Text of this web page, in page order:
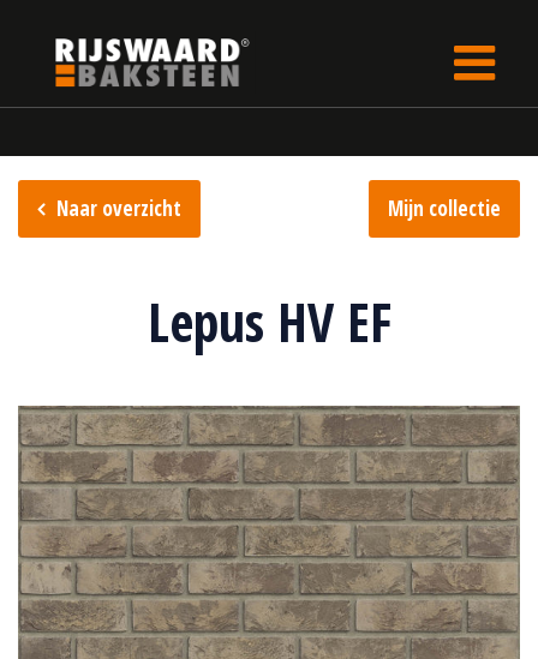
Naar overzicht Mijn collectie
Lepus HV EF